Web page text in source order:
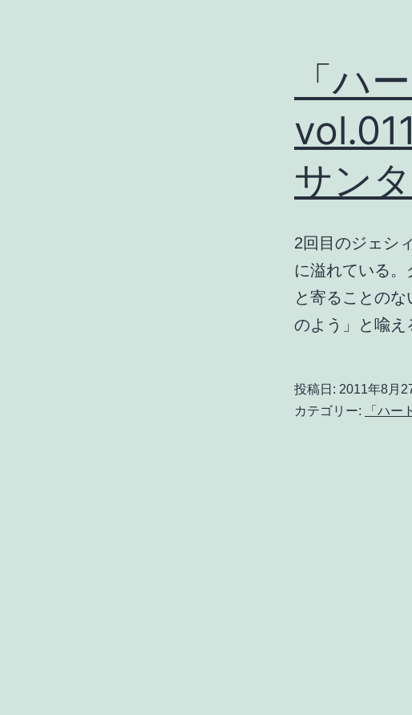
「ハ
サン
2回目のジェシ
に溢れている
と寄ることの
のよう」と喩
投稿日: 2011年8月
カテゴリー:
「ハー